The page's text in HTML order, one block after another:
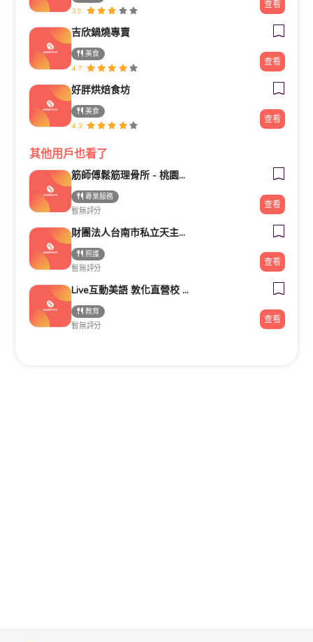
3.9
查看
吉欣鍋燒專賣
美食
4.7
查看
好胖烘焙食坊
美食
4.3
查看
其他用戶也看了
筋師傅鬆筋理骨所 - 桃園整復/推拿/民俗療法/整骨
專業服務
暫無評分
查看
財團法人台南市私立天主教瑞復益智中心
照護
暫無評分
查看
Live互動美語 敦化直營校 小一先修｜幼兒美語班｜兒童美語班｜自然發音班｜全民英檢班｜
教育
暫無評分
查看